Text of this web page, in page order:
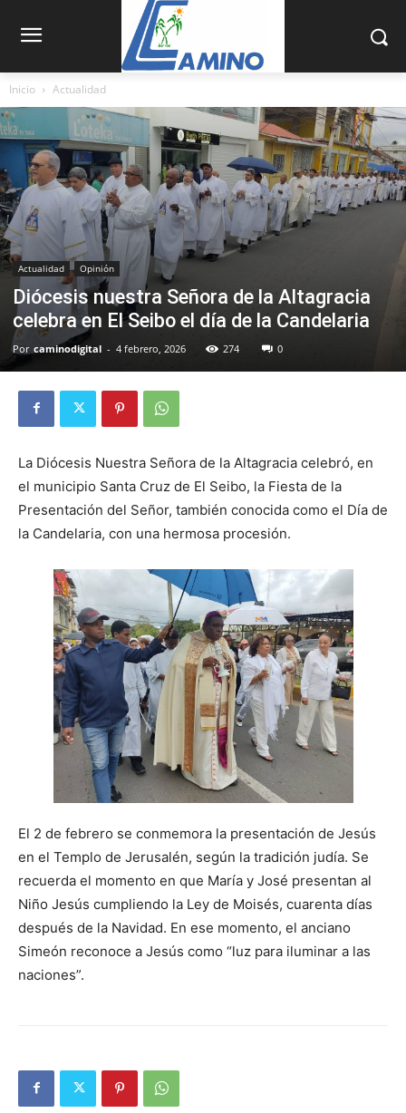
Inicio Actualidad
Actualidad Opinión
Diócesis nuestra Señora de la Altagracia
celebra en El Seibo el día de la Candelaria
Por caminodigital - 4 febrero, 2026 274 0
La Diócesis Nuestra Señora de la Altagracia celebró, en
el municipio Santa Cruz de El Seibo, la Fiesta de la
Presentación del Señor, también conocida como el Día de
la Candelaria, con una hermosa procesión.
El 2 de febrero se conmemora la presentación de Jesús
en el Templo de Jerusalén, según la tradición judía. Se
recuerda el momento en que María y José presentan al
Niño Jesús cumpliendo la Ley de Moisés, cuarenta días
después de la Navidad. En ese momento, el anciano
Simeón reconoce a Jesús como “luz para iluminar a las
naciones”.